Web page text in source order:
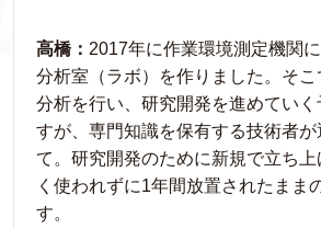
高橋： 2017年に作業環境測定機関
分析室（ラボ）を作りました。そ
分析を行い、研究開発を進めてい
すが、専門知識を保有する技術者が
て。研究開発のために新規で立ち
く使われずに1年間放置されたまま
す。